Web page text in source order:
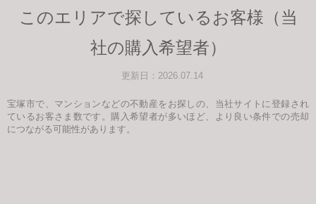
このエリアで探しているお客様（当
社の購入希望者）
更新日：2026.07.14
宝塚市で、マンションなどの不動産をお探しの、当社サイトに登録され
ているお客さま数です。購入希望者が多いほど、より良い条件での売却
につながる可能性があります。